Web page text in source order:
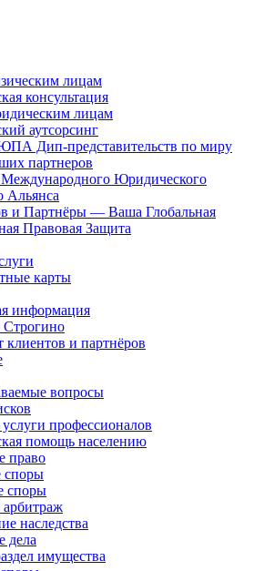
лицам
консультация
лицам
аутсорсинг
Дип-представительств по миру
партнеров
Международного Юридического
Альянса
и Партнёры — Ваша Глобальная
Правовая Защита
карты
информация
и партнёров
вопросы
профессионалов
помощь населению
право
споры
споры
наследства
дела
имущества